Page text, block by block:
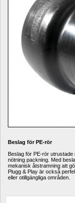
Beslag för PE-rör
Beslag för PE-rör
nötning packning. Med
mekanisk åtstramning att
Plugg & Play är också
eller otillgängliga områden.